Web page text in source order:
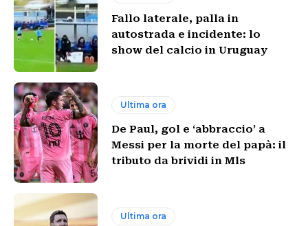
Fallo laterale, palla in
autostrada e incidente: lo
show del calcio in Uruguay
Ultima ora
De Paul, gol e ‘abbraccio’ a
Messi per la morte del papà: il
tributo da brividi in Mls
Ultima ora